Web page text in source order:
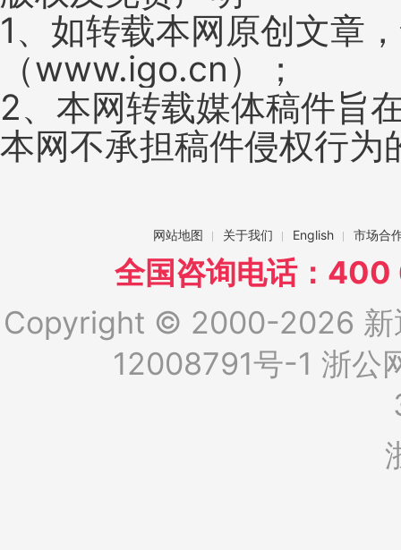
1、如转载本网原创文章
（www.igo.cn）；
2、本网转载媒体稿件旨
本网不承担稿件侵权行为
网站地图 关于我们 English 市场合
全国咨询电话：
Copyright © 2000-2026 新
12008791号-1 浙公